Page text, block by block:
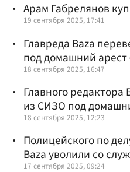
Арам Габрелянов
19 сентября 2025, 17:41
Главреда Baza
под домашний арест
18 сентября 2025, 16:47
Главного редактора
из СИЗО под
18 сентября 2025, 12:23
Полицейского по
Baza уволили со
17 сентября 2025, 09:24